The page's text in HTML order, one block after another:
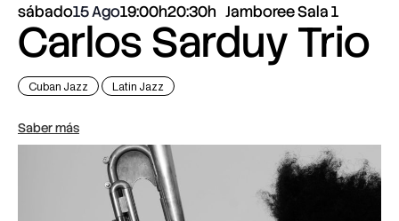
sábado15 Ago19:00h20:30h Jamboree Sala 1
Carlos Sarduy Trio
Cuban Jazz Latin Jazz
Saber más